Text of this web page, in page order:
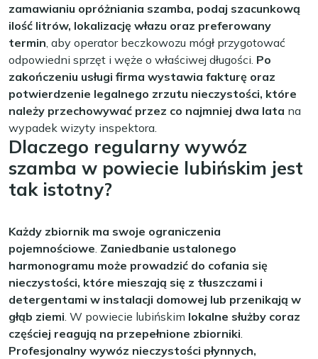
zamawianiu opróżniania szamba, podaj szacunkową
ilość litrów, lokalizację włazu oraz preferowany
termin, aby operator beczkowozu mógł przygotować
odpowiedni sprzęt i węże o właściwej długości. Po
zakończeniu usługi firma wystawia fakturę oraz
potwierdzenie legalnego zrzutu nieczystości, które
należy przechowywać przez co najmniej dwa lata na
wypadek wizyty inspektora.
Dlaczego regularny wywóz
szamba w powiecie lubińskim jest
tak istotny?
Każdy zbiornik ma swoje ograniczenia
pojemnościowe. Zaniedbanie ustalonego
harmonogramu może prowadzić do cofania się
nieczystości, które mieszają się z tłuszczami i
detergentami w instalacji domowej lub przenikają w
głąb ziemi. W powiecie lubińskim lokalne służby coraz
częściej reagują na przepełnione zbiorniki.
Profesjonalny wywóz nieczystości płynnych,